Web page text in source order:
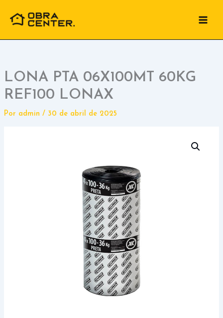
para
conteúdo
LONA PTA 06X100MT 60KG
REF100 LONAX
Por admin / 30 de abril de 2025